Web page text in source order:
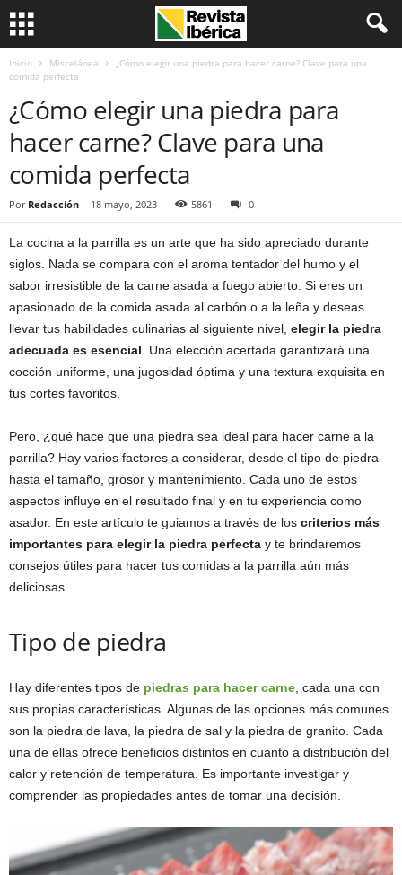
Inicio Miscelánea
¿Cómo elegir una piedra para hacer carne? Clave para una
comida perfecta
¿Cómo elegir una piedra para
hacer carne? Clave para una
comida perfecta
Por Redacción - 18 mayo, 2023 5861 0
La cocina a la parrilla es un arte que ha sido apreciado durante
siglos. Nada se compara con el aroma tentador del humo y el
sabor irresistible de la carne asada a fuego abierto. Si eres un
apasionado de la comida asada al carbón o a la leña y deseas
llevar tus habilidades culinarias al siguiente nivel, elegir la piedra
adecuada es esencial . Una elección acertada garantizará una
cocción uniforme, una jugosidad óptima y una textura exquisita en
tus cortes favoritos.
Pero, ¿qué hace que una piedra sea ideal para hacer carne a la
parrilla? Hay varios factores a considerar, desde el tipo de piedra
hasta el tamaño, grosor y mantenimiento. Cada uno de estos
aspectos influye en el resultado final y en tu experiencia como
asador. En este artículo te guiamos a través de los criterios más
importantes para elegir la piedra perfecta y te brindaremos
consejos útiles para hacer tus comidas a la parrilla aún más
deliciosas.
Tipo de piedra
Hay diferentes tipos de piedras para hacer carne , cada una con
sus propias características. Algunas de las opciones más comunes
son la piedra de lava, la piedra de sal y la piedra de granito. Cada
una de ellas ofrece beneficios distintos en cuanto a distribución del
calor y retención de temperatura. Es importante investigar y
comprender las propiedades antes de tomar una decisión.